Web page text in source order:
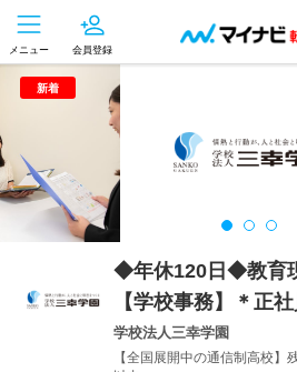
メニュー 会員登録
新着
◆年休120日◆教育
【学校事務】＊正
学校法人三幸学園
【全国展開中の通信制高校